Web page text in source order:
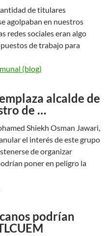
de titulares
agolpaban en nuestros
redes sociales eran algo
de trabajo para
(blog)
alcalde de
de …
Shiekh Osman Jawari,
el interés de este grupo
de organizar
poner en peligro la
podrían